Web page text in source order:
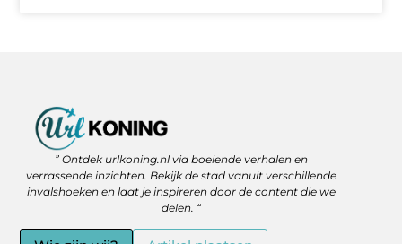
” Ontdek urlkoning.nl via boeiende verhalen en
verrassende inzichten. Bekijk de stad vanuit verschillende
invalshoeken en laat je inspireren door de content die we
delen. “